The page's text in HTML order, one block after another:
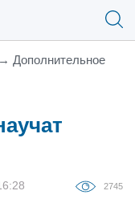
→ Дополнительное
2745